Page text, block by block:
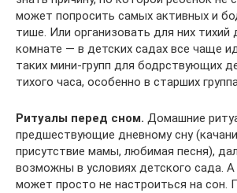
может попросить самых активных и
тише. Или организовать для них тихий
комнате — в детских садах все чаще
таких мини-групп для бодрствующих
тихого часа, особенно в старших
Ритуалы перед сном. Домашние
предшествующие дневному сну
присутствие мамы, любимая песня),
возможны в условиях детского сада. А
может просто не настроиться на сон.